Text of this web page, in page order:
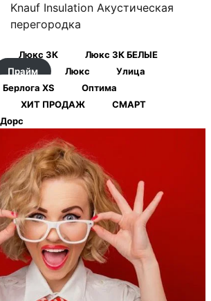
Knauf Insulation Акустическая
перегородка
Люкс 3К
Люкс 3К БЕЛЫЕ
Прайм Люкс
Улица
Берлога XS
Оптима
ХИТ ПРОДАЖ
СМАРТ